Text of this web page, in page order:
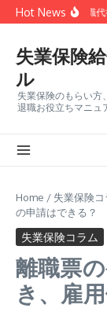
コンテンツへスキッ
Hot News安い 退職代
失業保険
ル
失業保険のもらい方
退職お役立ちマニュ
Home / 失業保険コ
の申請はできる？
失業保険コラム
離職票
き、雇